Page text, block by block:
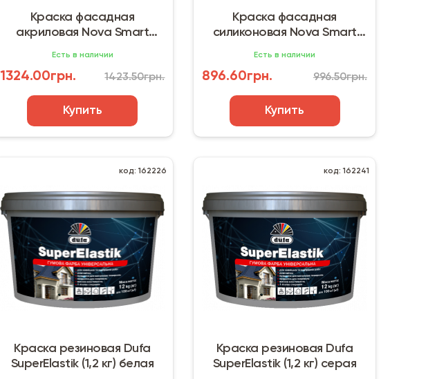
Краска фасадная
акриловая Nova Smart
Есть в наличии
1324.00грн. 1423.50грн.
Купить
Краска фасадная
силиконовая Nova Smart
Есть в наличии
896.60грн. 996.50грн.
Купить
код: 162226
Краска резиновая Dufa
SuperElastik (1,2 кг) белая
код: 162241
Краска резиновая Dufa
SuperElastik (1,2 кг) серая